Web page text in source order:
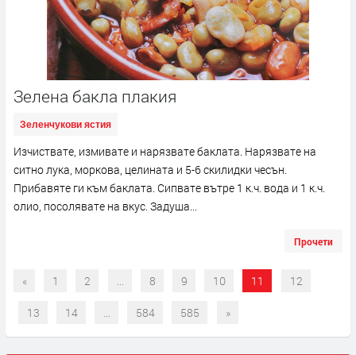
Зелена бакла плакия
Зеленчукови ястия
Изчиствате, измивате и нарязвате баклата. Нарязвате на
ситно лука, моркова, целината и 5-6 скилидки чесън.
Прибавяте ги към баклата. Сипвате вътре 1 к.ч. вода и 1 к.ч.
олио, посолявате на вкус. Задуша...
Прочети
« 1 2 ... 8 9 10 11 12
13 14 ... 584 585 »